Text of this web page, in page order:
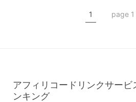
1 page 1
アフィリコードリンクサービ
ンキング